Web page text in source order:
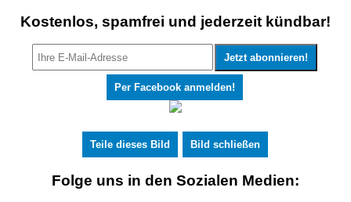
Kostenlos, spamfrei und jederzeit kündbar!
Per Facebook anmelden!
Teile dieses Bild Bild schließen
Folge uns in den Sozialen Medien: